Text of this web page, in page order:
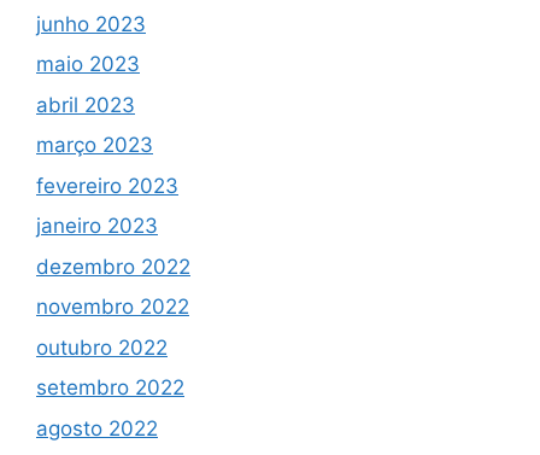
junho 2023
maio 2023
abril 2023
março 2023
fevereiro 2023
janeiro 2023
dezembro 2022
novembro 2022
outubro 2022
setembro 2022
agosto 2022